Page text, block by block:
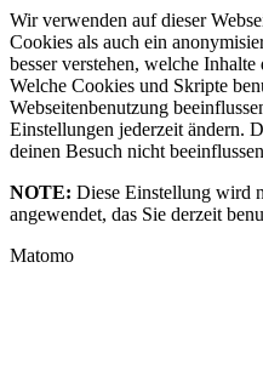
Wir verwenden auf dieser
Cookies als auch ein
besser verstehen, welche
Welche Cookies und Skripte
Webseitenbenutzung
Einstellungen jederzeit ändern.
deinen Besuch nicht
NOTE: Diese Einstellung wird
angewendet, das Sie derzeit
Matomo